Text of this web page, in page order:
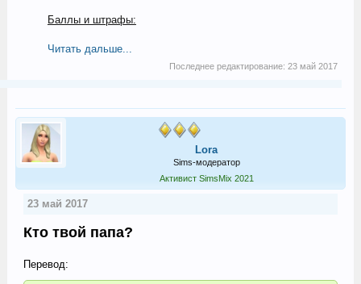
Баллы и штрафы:
Читать дальше...
Последнее редактирование:23 май 2017
Lora
Sims-модератор
Активист SimsMix 2021
23 май 2017
Кто твой папа?
Перевод: